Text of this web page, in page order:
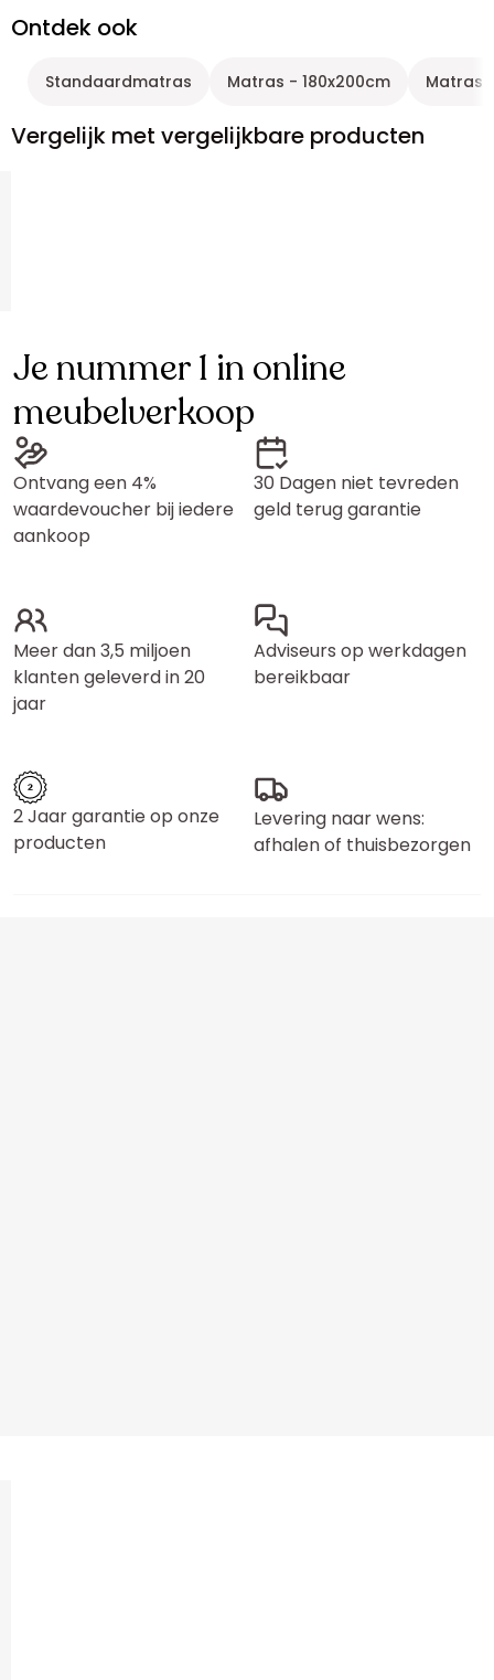
Ontdek ook
Standaardmatras Matras - 180x200cm Matras
Vergelijk met vergelijkbare producten
Je nummer 1 in online
meubelverkoop
Ontvang een 4%
waardevoucher bij iedere
aankoop
30 Dagen niet tevreden
geld terug garantie
Meer dan 3,5 miljoen
klanten geleverd in 20
jaar
Adviseurs op werkdagen
bereikbaar
2 Jaar garantie op onze
producten
Levering naar wens:
afhalen of thuisbezorgen